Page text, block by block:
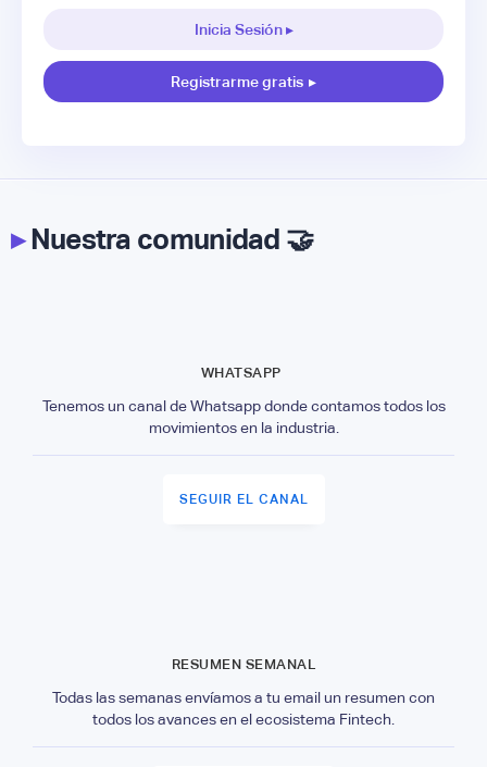
Inicia Sesión ▸
Registrarme gratis ▸
▸Nuestra comunidad 🤝
WHATSAPP
Tenemos un canal de Whatsapp donde contamos todos los
movimientos en la industria.
SEGUIR EL CANAL
RESUMEN SEMANAL
Todas las semanas envíamos a tu email un resumen con
todos los avances en el ecosistema Fintech.